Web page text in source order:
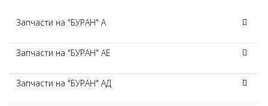
Запчасти на "БУРАН" А
Запчасти на "БУРАН" АЕ
Запчасти на "БУРАН" АД